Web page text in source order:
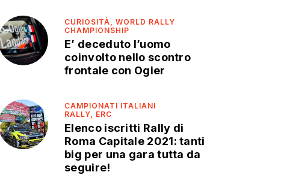
CURIOSITÀ,WORLD RALLY
CHAMPIONSHIP
E’ deceduto l’uomo
coinvolto nello scontro
frontale con Ogier
CAMPIONATI ITALIANI
RALLY, ERC
Elenco iscritti Rally di
Roma Capitale 2021: tanti
big per una gara tutta da
seguire!